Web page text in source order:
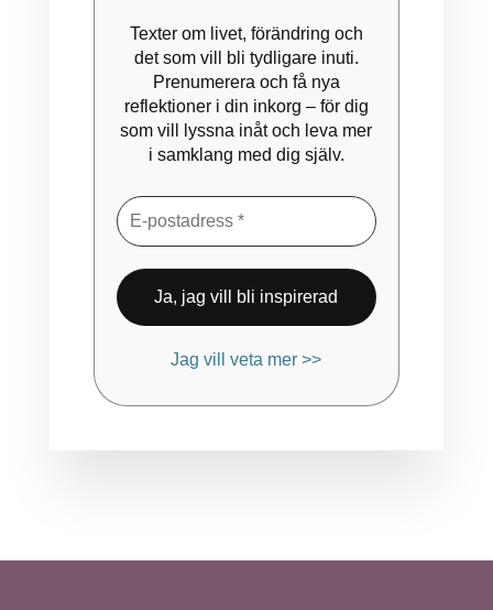
Texter om livet, förändring och
det som vill bli tydligare inuti.
Prenumerera och få nya
reflektioner i din inkorg – för dig
som vill lyssna inåt och leva mer
i samklang med dig själv.
Jag vill veta mer >>